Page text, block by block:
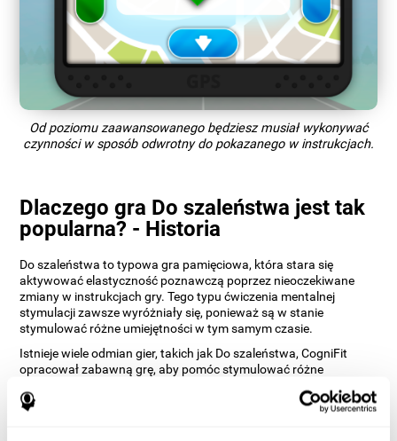
Od poziomu zaawansowanego będziesz musiał wykonywać
czynności w sposób odwrotny do pokazanego w instrukcjach.
Dlaczego gra Do szaleństwa jest tak
popularna? - Historia
Do szaleństwa to typowa gra pamięciowa, która stara się
aktywować elastyczność poznawczą poprzez nieoczekiwane
zmiany w instrukcjach gry. Tego typu ćwiczenia mentalnej
stymulacji zawsze wyróżniały się, ponieważ są w stanie
stymulować różne umiejętności w tym samym czasie.
Istnieje wiele odmian gier, takich jak Do szaleństwa, CogniFit
opracował zabawną grę, aby pomóc stymulować różne
W jaki sposób „Do szaleństwa”